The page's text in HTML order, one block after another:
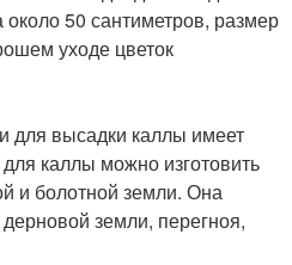
50 сантиметров, размер
уходе цветок
для высадки каллы имеет
каллы можно изготовить
и болотной земли. Она
земли, перегноя,